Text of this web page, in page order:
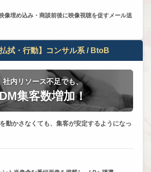
像埋め込み・商談前後に映像視聴を促すメール送
払拭・行動】コンサル系 / BtoB
社内リソース不足でも、
集客数増加！
動かさなくても、集客が安定するようになっ